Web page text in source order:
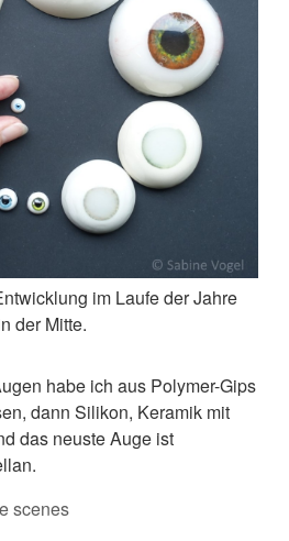
im Laufe der Jahre
der Mitte.
habe ich aus Polymer-Gips
dann Silikon, Keramik mit
das neuste Auge ist
scenes